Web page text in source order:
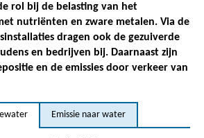
rol bij de belasting van het
nutriënten en zware metalen. Via de
dragen ook de gezuiverde
en bedrijven bij. Daarnaast zijn
en de emissies door verkeer van
Emissie naar water